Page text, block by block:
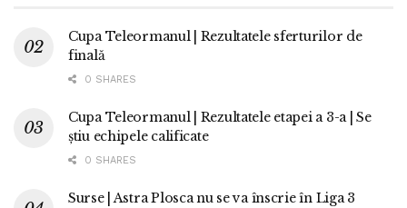
Cupa Teleormanul | Rezultatele sferturilor de
finală
0 SHARES
Cupa Teleormanul | Rezultatele etapei a 3-a | Se
știu echipele calificate
0 SHARES
Surse | Astra Plosca nu se va înscrie în Liga 3